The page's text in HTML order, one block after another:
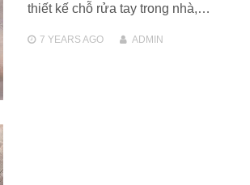
thiết kế chỗ rửa tay trong nhà,…
7 YEARSAGO ADMIN